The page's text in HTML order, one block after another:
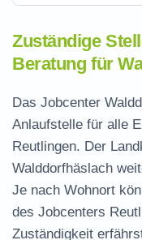
Zuständige
Beratung für
Das Jobcenter
Anlaufstelle für alle
Reutlingen. Der
Walddorfhäslach
Je nach Wohnort
des Jobcenters
Zuständigkeit